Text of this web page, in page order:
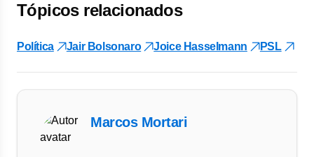
Tópicos relacionados
Política Jair Bolsonaro Joice Hasselmann PSL
Marcos Mortari